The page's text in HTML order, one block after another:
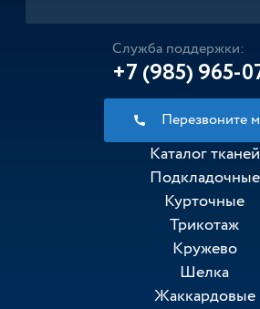
Служба поддержки:
+7 (985) 965-
Перезвоните
Каталог тканей
Подкладочные
Курточные
Трикотаж
Кружево
Шелка
Жаккардовые